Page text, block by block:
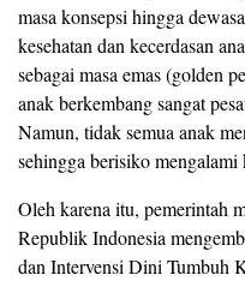
masa konsepsi hingga
kesehatan dan kecerdasan
sebagai masa emas (golden
anak berkembang sangat
Namun, tidak semua anak
sehingga berisiko mengalami
Oleh karena itu, pemerintah
Republik Indonesia
dan Intervensi Dini Tumbuh